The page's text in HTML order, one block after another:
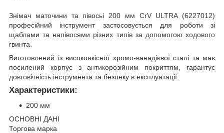
Знімач маточини та півосьі 200 мм CrV ULTRA (6227012)
професійний інструмент застосовується для роботи зі
щаблами та напівосями різних типів за допомогою ходового
гвинта.
Виготовлений із високоякісної хромо-ванадієвої сталі та має
посилений корпус з антикорозійним покриттям, гарантує
довговічність інструмента та безпеку в експлуатації.
Характеристики:
200 мм
ОСНОВНІ ДАНІ
Торгова марка